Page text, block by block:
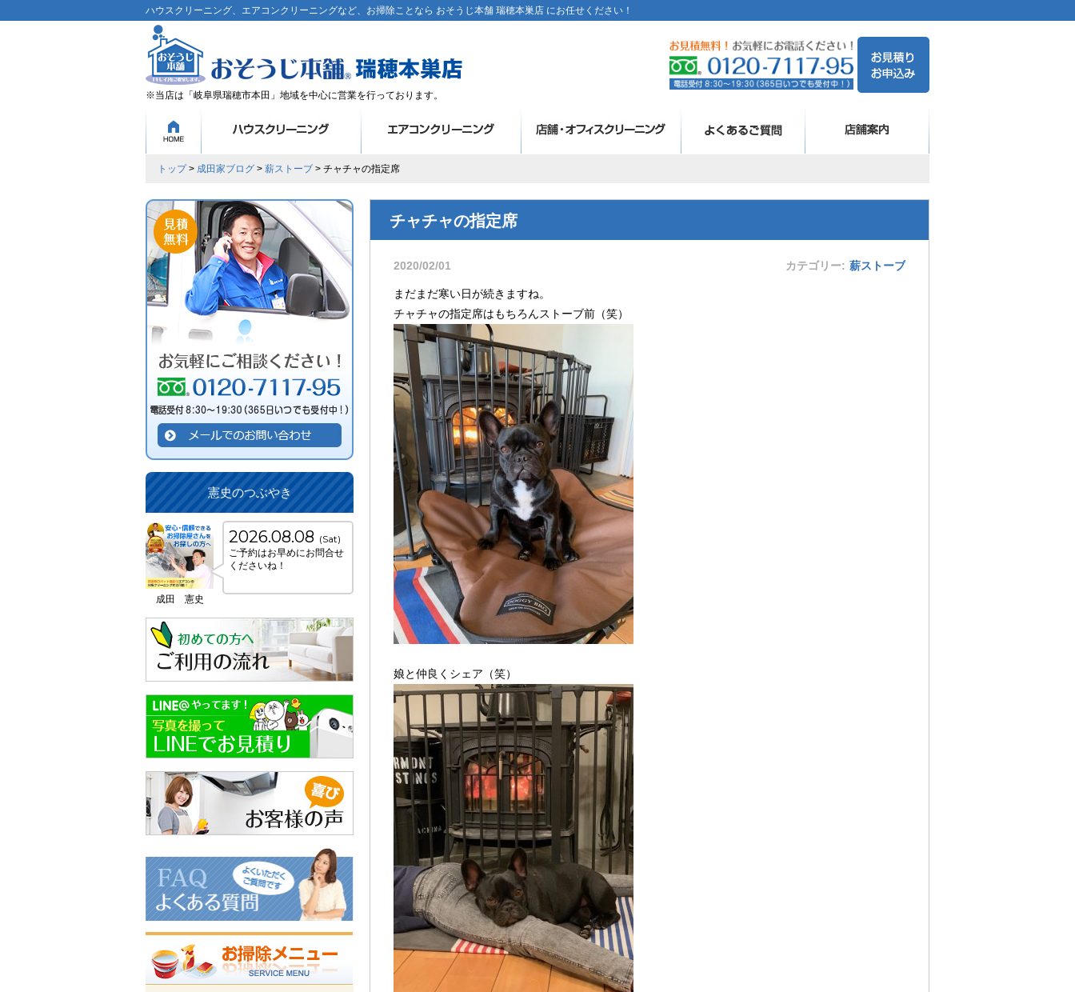
ハウスクリーニング、エアコンクリーニングなど、お掃除ことなら おそうじ本舗 瑞穂本巣店 にお任せください！
※当店は「岐阜県瑞穂市本田」地域を中心に営業を行っております。
トップ> 成田家ブログ > 薪ストーブ > チャチャの指定席
チャチャの指定席
2020/02/01 カテゴリー 薪ストーブ
まだまだ寒い日が続きますね。
チャチャの指定席はもちろんストーブ前（笑）
娘と仲良くシェア（笑）
憲史のつぶやき
成田 憲史
2026.08.08 (Sat)
ご予約はお早めにお問合せ
くださいね！